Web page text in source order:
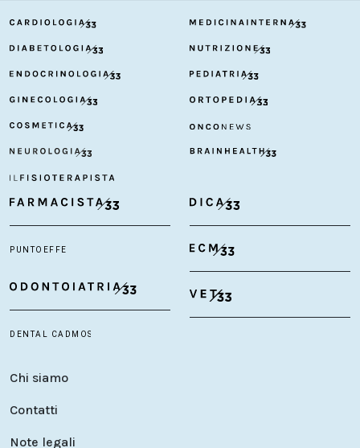
Chi siamo
Contatti
Note legali